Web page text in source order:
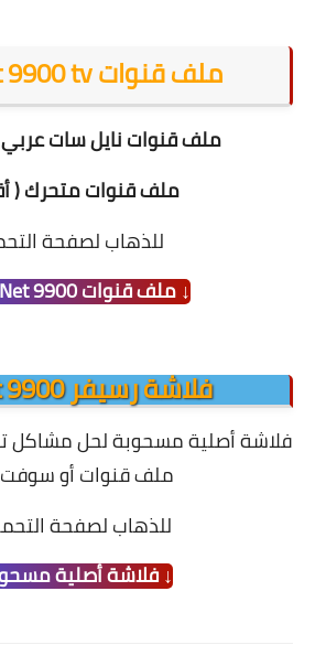
ملف قنوات Star Net 9900 tv
ملف قنوات نايل سات
ملف قنوات متحرك (
للذهاب لصفحة
↓ ملف قنوات Star Net 9900 ↓
فلاشة رسيفر Star Net 9900
فلاشة أصلية مسحوبة لحل مشاكل
ملف قنوات أو
للذهاب لصفحة
↓ فلاشة أصلية